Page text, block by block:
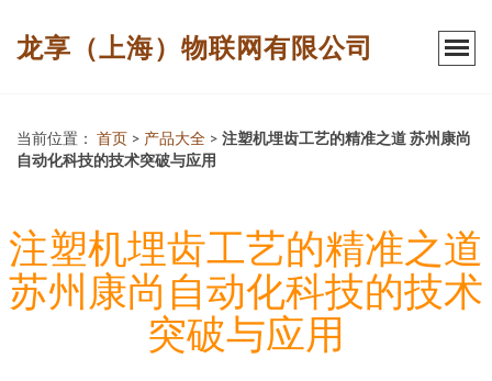
龙享（上海）物联网有限公司
当前位置： 首页 > 产品大全 > 注塑机埋齿工艺的精准之道 苏州康尚
自动化科技的技术突破与应用
注塑机埋齿工艺的精准之道
苏州康尚自动化科技的技术
突破与应用